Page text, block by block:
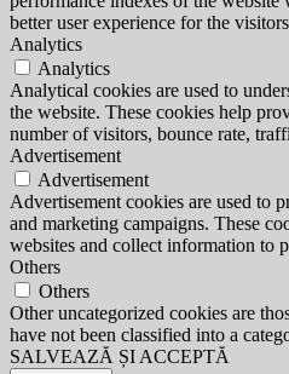
better user experience for the
Analytics
Analytics
Analytical cookies are used to
the website. These cookies help
number of visitors, bounce rate,
Advertisement
Advertisement
Advertisement cookies are used to
and marketing campaigns. These
websites and collect information to
Others
Others
Other uncategorized cookies are
have not been classified into a
SALVEAZĂ ȘI ACCEPTĂ